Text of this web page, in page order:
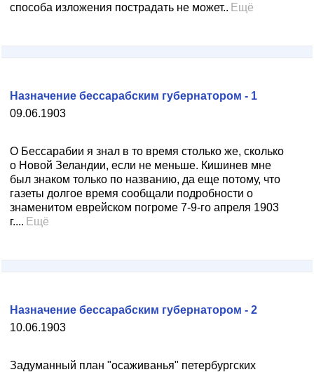
способа изложения пострадать не может.. Ещё
09.06.1903
Назначение бессарабским губернатором - 1
О Бессарабии я знал в то время столько же, сколько
о Новой Зеландии, если не меньше. Кишинев мне
был знаком только по названию, да еще потому, что
газеты долгое время сообщали подробности о
знаменитом еврейском погроме 7-9-го апреля 1903
г.... Ещё
10.06.1903
Назначение бессарабским губернатором - 2
Задуманный план "осаживанья" петербургских